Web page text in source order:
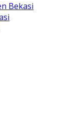
Bekasi